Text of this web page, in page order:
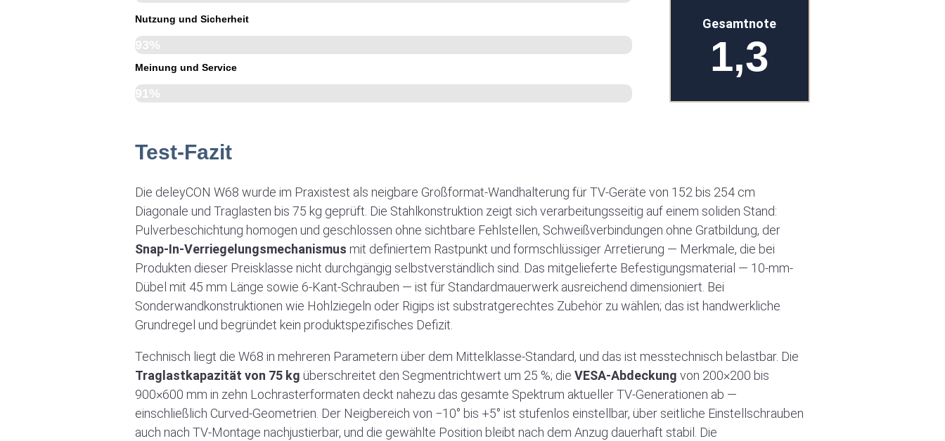
Nutzung und Sicherheit
93%
Meinung und Service
91%
Gesamtnote
1,3
Test-Fazit
Die deleyCON W68 wurde im Praxistest als neigbare Großformat-Wandhalterung für TV-Geräte von 152 bis 254 cm
Diagonale und Traglasten bis 75 kg geprüft. Die Stahlkonstruktion zeigt sich verarbeitungsseitig auf einem soliden Stand:
Pulverbeschichtung homogen und geschlossen ohne sichtbare Fehlstellen, Schweißverbindungen ohne Gratbildung, der
Snap-In-Verriegelungsmechanismus mit definiertem Rastpunkt und formschlüssiger Arretierung — Merkmale, die bei
Produkten dieser Preisklasse nicht durchgängig selbstverständlich sind. Das mitgelieferte Befestigungsmaterial — 10-mm-
Dübel mit 45 mm Länge sowie 6-Kant-Schrauben — ist für Standardmauerwerk ausreichend dimensioniert. Bei
Sonderwandkonstruktionen wie Hohlziegeln oder Rigips ist substratgerechtes Zubehör zu wählen; das ist handwerkliche
Grundregel und begründet kein produktspezifisches Defizit.
Technisch liegt die W68 in mehreren Parametern über dem Mittelklasse-Standard, und das ist messtechnisch belastbar. Die
Traglastkapazität von 75 kg überschreitet den Segmentrichtwert um 25 %; die VESA-Abdeckung von 200×200 bis
900×600 mm in zehn Lochrasterformaten deckt nahezu das gesamte Spektrum aktueller TV-Generationen ab —
einschließlich Curved-Geometrien. Der Neigbereich von −10° bis +5° ist stufenlos einstellbar, über seitliche Einstellschrauben
auch nach TV-Montage nachjustierbar, und die gewählte Position bleibt nach dem Anzug dauerhaft stabil. Die